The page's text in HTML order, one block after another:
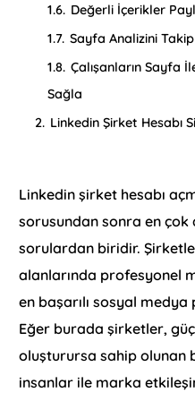
1.6. Değerli İçerikler
1.7. Sayfa Analizini
1.8. Çalışanların Sayfa
Sağla
2. Linkedin Şirket Hesabı
Linkedin şirket hesabı
sorusundan sonra en
sorulardan biridir.
alanlarında profesyonel
en başarılı sosyal
Eğer burada şirketler,
oluşturursa sahip olunan
insanlar ile marka